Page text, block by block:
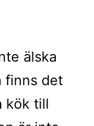
älska
finns det
kök till